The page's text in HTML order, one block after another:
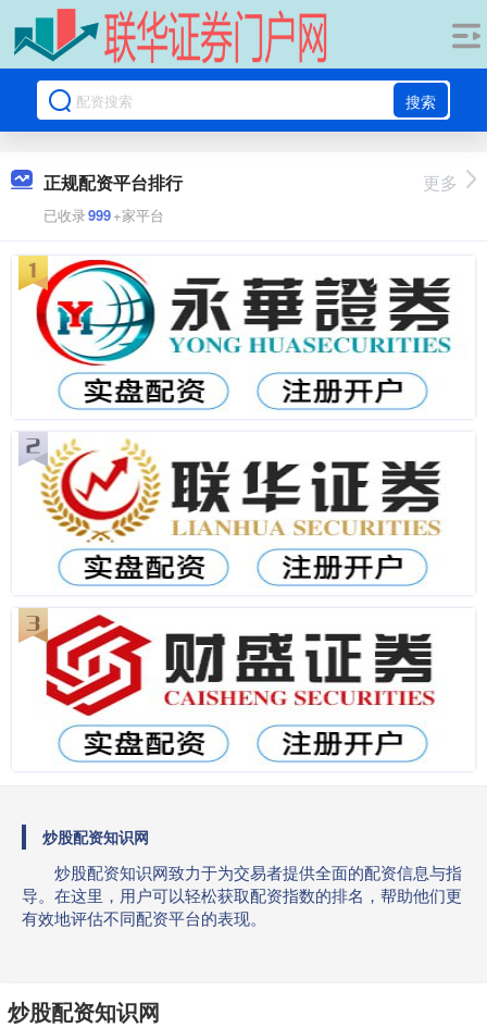
搜索
正规配资平台排行
已收录999+家平台
更多
炒股配资知识网
炒股配资知识网致力于为交易者提供全面的配资信息与指
导。在这里，用户可以轻松获取配资指数的排名，帮助他们更
有效地评估不同配资平台的表现。
炒股配资知识网